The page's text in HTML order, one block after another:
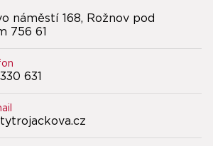
náměstí 168, Rožnov pod
756 61
631